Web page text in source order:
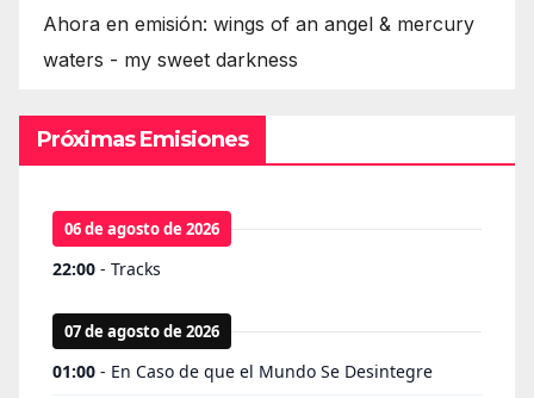
Ahora en emisión: wings of an angel & mercury
waters - my sweet darkness
Próximas Emisiones